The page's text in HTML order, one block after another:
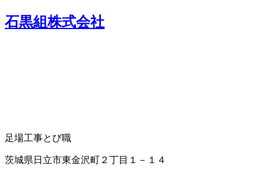
石黒組株式会社
足場工事とび職
茨城県日立市東金沢町２丁目１－１４